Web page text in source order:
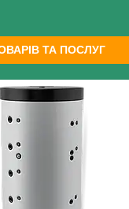
ТА ПОСЛУГ